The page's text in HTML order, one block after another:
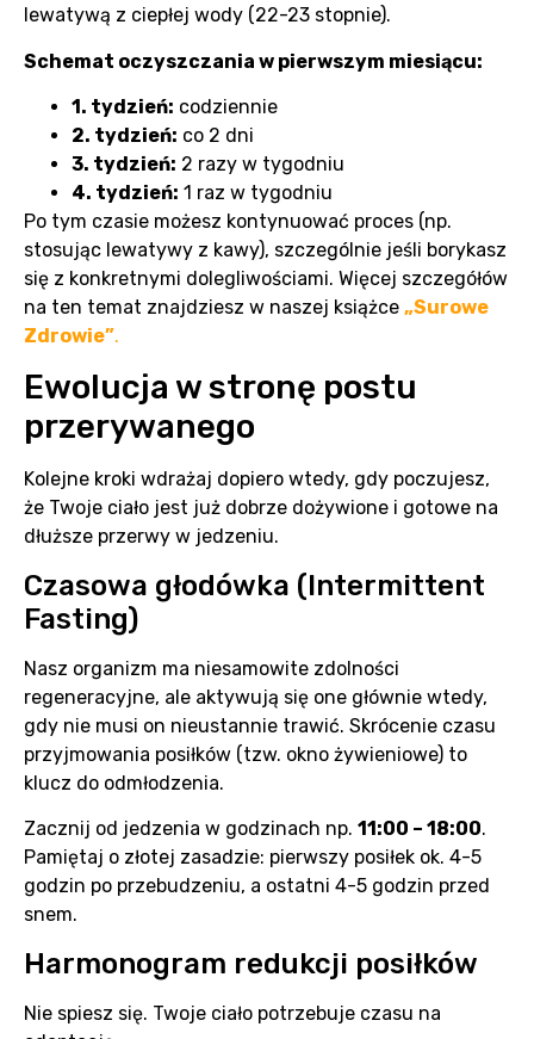
lewatywą z ciepłej wody (22-23 stopnie).
Schemat oczyszczania w pierwszym miesiącu:
1. tydzień: codziennie
2. tydzień: co 2 dni
3. tydzień: 2 razy w tygodniu
4. tydzień: 1 raz w tygodniu
Po tym czasie możesz kontynuować proces (np.
stosując lewatywy z kawy), szczególnie jeśli borykasz
się z konkretnymi dolegliwościami. Więcej szczegółów
na ten temat znajdziesz w naszej książce „Surowe
Zdrowie”.
Ewolucja w stronę postu
przerywanego
Kolejne kroki wdrażaj dopiero wtedy, gdy poczujesz,
że Twoje ciało jest już dobrze dożywione i gotowe na
dłuższe przerwy w jedzeniu.
Czasowa głodówka (Intermittent
Fasting)
Nasz organizm ma niesamowite zdolności
regeneracyjne, ale aktywują się one głównie wtedy,
gdy nie musi on nieustannie trawić. Skrócenie czasu
przyjmowania posiłków (tzw. okno żywieniowe) to
klucz do odmłodzenia.
Zacznij od jedzenia w godzinach np. 11:00 – 18:00.
Pamiętaj o złotej zasadzie: pierwszy posiłek ok. 4-5
godzin po przebudzeniu, a ostatni 4-5 godzin przed
snem.
Harmonogram redukcji posiłków
Nie spiesz się. Twoje ciało potrzebuje czasu na